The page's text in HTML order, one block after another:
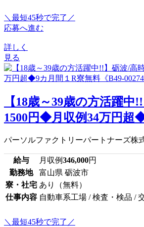
＼最短45秒で完了／
応募へ進む
詳しく
見る
【18歳～39歳の方活躍中
1500円◆月収例34万円超
パーソルファクトリーパートナーズ株
給与 月収例346,000円
勤務地
富山県 砺波市
寮・社宅 あり（無料）
仕事内容 自動車系工場 / 検査・検品 /
＼最短45秒で完了／